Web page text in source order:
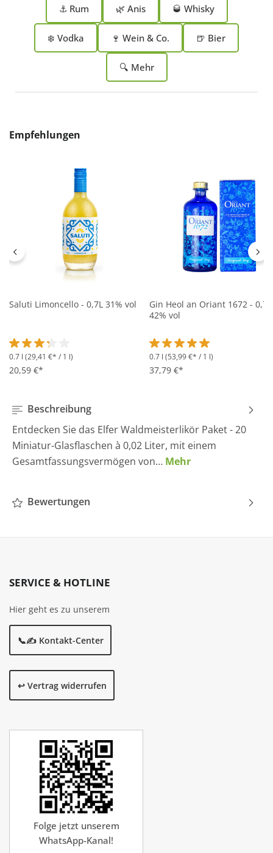
⚓ Rum 🌿 Anis 🥃 Whisky
❄️ Vodka 🍷 Wein & Co. 🍺 Bier
🔍 Mehr
Produktgalerie überspringen
Empfehlungen
Saluti Limoncello - 0,7L 31% vol
Durchschnittliche Bewertung von 3.2 von 5 Sternen
0.7 l (29,41 €* / 1 l)
20,59 €*
Gin Heol an Oriant 1672 - 0,7L
42% vol
Durchschnittliche
0.7 l (53,99 €* / 1 l)
37,79 €*
Beschreibung
Entdecken Sie das Elfer Waldmeisterlikör Paket - 20
Miniatur-Glasflaschen à 0,02 Liter, mit einem
Gesamtfassungsvermögen von… Mehr
Bewertungen
SERVICE & HOTLINE
Hier geht es zu unserem
📞✍️ Kontakt-Center
↩️ Vertrag widerrufen
Folge jetzt unserem
WhatsApp-Kanal!